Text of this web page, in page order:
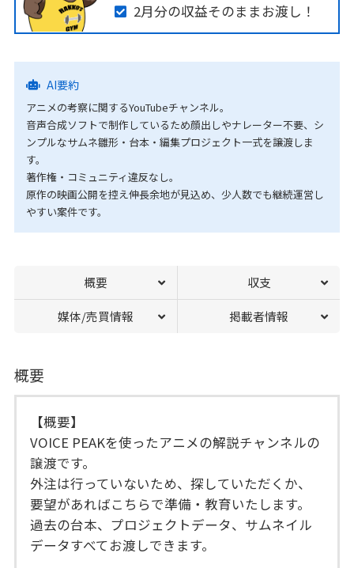
2月分の収益そのままお渡し！
AI要約
アニメの考察に関するYouTubeチャンネル。
音声合成ソフトで制作しているため顔出しやナレーター不要、シ
ンプルなサムネ雛形・台本・編集プロジェクト一式を譲渡しま
す。
著作権・コミュニティ違反なし。
原作の映画公開を控え伸長余地が見込め、少人数でも継続運営し
やすい案件です。
概要 収支
媒体/売買情報 掲載者情報
概要
【概要】
VOICE PEAKを使ったアニメの解説チャンネルの
譲渡です。
外注は行っていないため、探していただくか、
要望があればこちらで準備・教育いたします。
過去の台本、プロジェクトデータ、サムネイル
データすべてお渡しできます。